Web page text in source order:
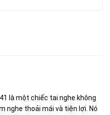
là một chiếc tai nghe không
nghe thoải mái và tiện lợi. Nó